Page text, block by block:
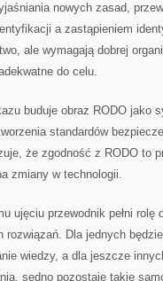
nowych zasad,
a zastąpieniem
ale wymagają dobrej
do celu.
buduje obraz RODO jako
standardów
że zgodność z RODO to
zmiany w technologii.
ujęciu przewodnik pełni
rozwiązań. Dla jednych
wiedzy, a dla jeszcze
sedno pozostaje takie